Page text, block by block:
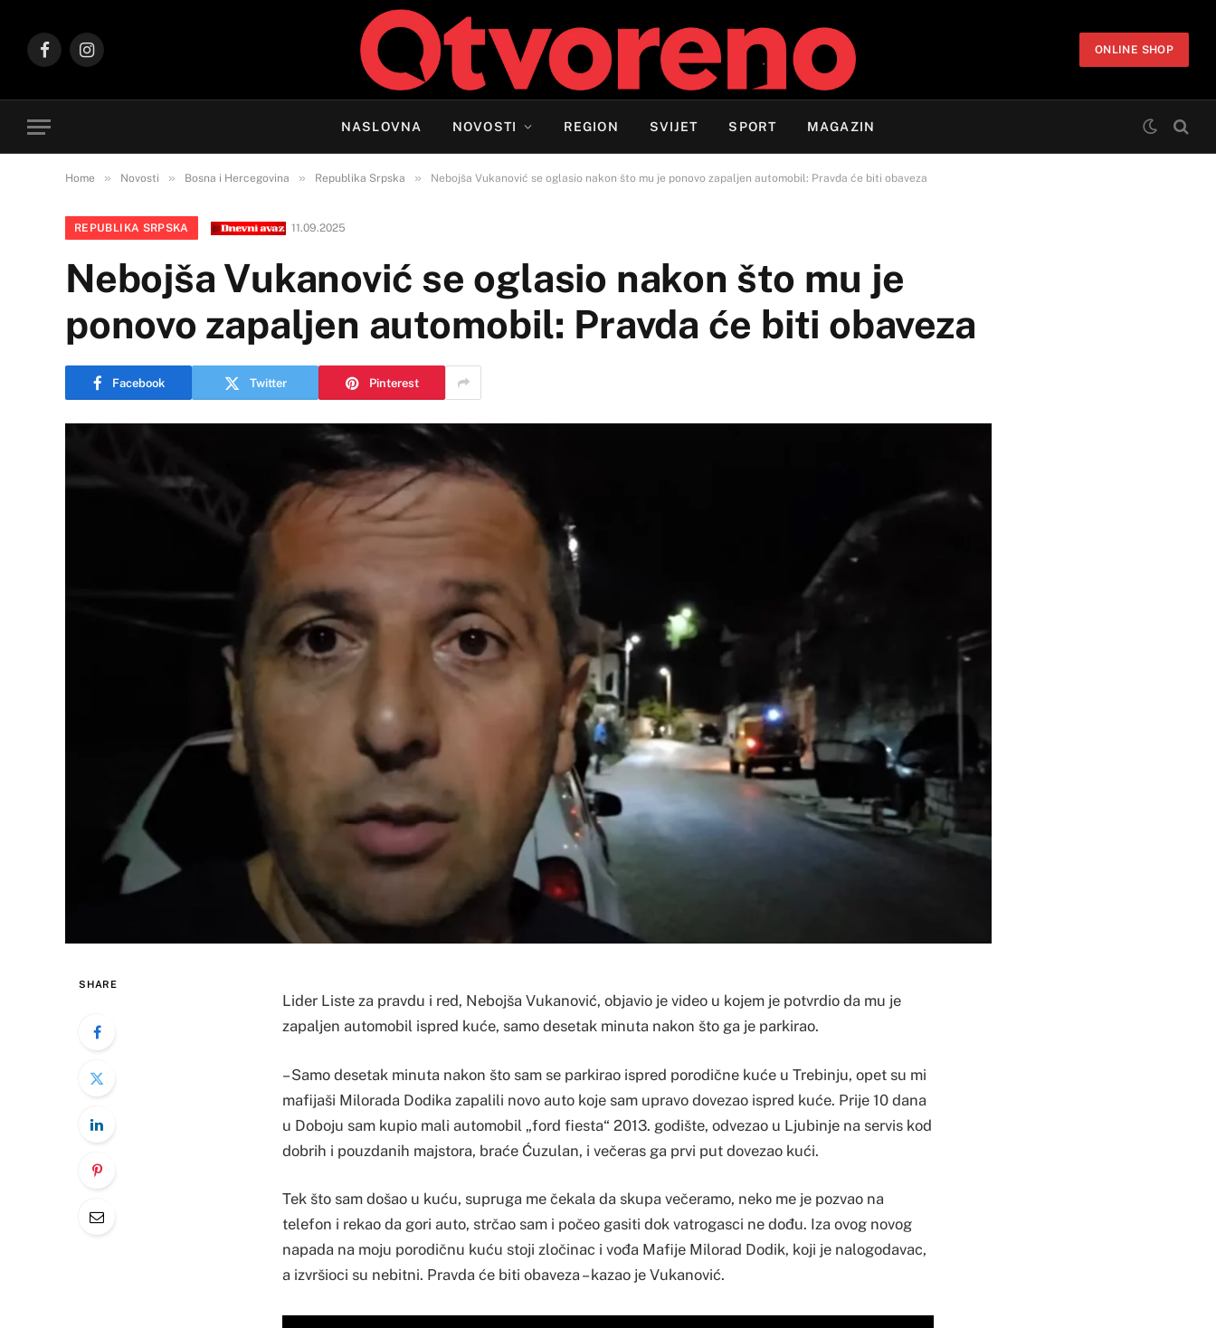
FacebookInstagram
ONLINE SHOP
NASLOVNA NOVOSTI REGION SVIJET SPORT MAGAZIN
Home » Novosti » Bosna i Hercegovina » Republika Srpska » Nebojša Vukanović se oglasio nakon što mu je ponovo zapaljen automobil: Pravda će biti obaveza
REPUBLIKA SRPSKA 11.09.2025
Nebojša Vukanović se oglasio nakon što mu je
ponovo zapaljen automobil: Pravda će biti obaveza
Facebook Twitter Pinterest
SHARE
Lider Liste za pravdu i red, Nebojša Vukanović, objavio je video u kojem je potvrdio da mu je
zapaljen automobil ispred kuće, samo desetak minuta nakon što ga je parkirao.
– Samo desetak minuta nakon što sam se parkirao ispred porodične kuće u Trebinju, opet su mi
mafijaši Milorada Dodika zapalili novo auto koje sam upravo dovezao ispred kuće. Prije 10 dana
u Doboju sam kupio mali automobil „ford fiesta“ 2013. godište, odvezao u Ljubinje na servis kod
dobrih i pouzdanih majstora, braće Ćuzulan, i večeras ga prvi put dovezao kući.
Tek što sam došao u kuću, supruga me čekala da skupa večeramo, neko me je pozvao na
telefon i rekao da gori auto, strčao sam i počeo gasiti dok vatrogasci ne dođu. Iza ovog novog
napada na moju porodičnu kuću stoji zločinac i vođa Mafije Milorad Dodik, koji je nalogodavac,
a izvršioci su nebitni. Pravda će biti obaveza – kazao je Vukanović.